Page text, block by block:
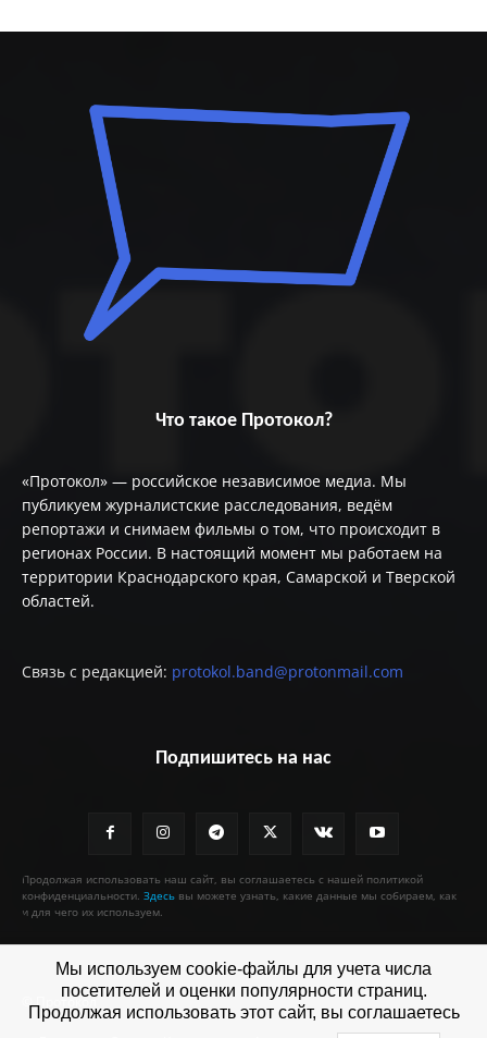
Что такое Протокол?
«Протокол» — российское независимое медиа. Мы
публикуем журналистские расследования, ведём
репортажи и снимаем фильмы о том, что происходит в
регионах России. В настоящий момент мы работаем на
территории Краснодарского края, Самарской и Тверской
областей.
Связь с редакцией: protokol.band@protonmail.com
Подпишитесь на нас
Продолжая использовать наш сайт, вы соглашаетесь с нашей политикой
конфиденциальности. Здесь вы можете узнать, какие данные мы собираем, как
и для чего их используем.
© Протокол
Мы используем cookie-файлы для учета числа
посетителей и оценки популярности страниц.
Продолжая использовать этот сайт, вы соглашаетесь